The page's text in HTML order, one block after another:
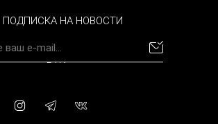
BYN
ПОДПИСКА НА НОВОСТИ